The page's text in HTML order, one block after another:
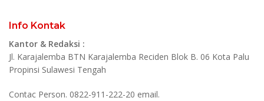
Info Kontak
Kantor & Redaksi :
Jl. Karajalemba BTN Karajalemba Reciden Blok B. 06 Kota Palu
Propinsi Sulawesi Tengah
Contac Person. 0822-911-222-20 email.